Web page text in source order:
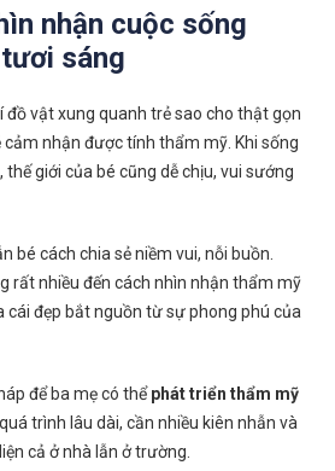
nhận cuộc sống
sáng
đồ vật xung quanh trẻ sao cho thật gọn
cảm nhận được tính thẩm mỹ. Khi sống
giới của bé cũng dễ chịu, vui sướng
bé cách chia sẻ niềm vui, nỗi buồn.
rất nhiều đến cách nhìn nhận thẩm mỹ
cái đẹp bắt nguồn từ sự phong phú của
để ba mẹ có thểphát triển thẩm mỹ
quá trình lâu dài, cần nhiều kiên nhẫn và
cả ở nhà lẫn ở trường.